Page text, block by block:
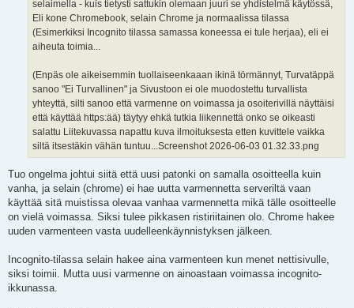
selaimella - kuis tietysti sattukin olemaan juuri se yhdistelmä käytössä,
Eli kone Chromebook, selain Chrome ja normaalissa tilassa
(Esimerkiksi Incognito tilassa samassa koneessa ei tule herjaa), eli ei
aiheuta toimia...
(Enpäs ole aikeisemmin tuollaiseenkaaan ikinä törmännyt, Turvatäppä
sanoo "Ei Turvallinen" ja Sivustoon ei ole muodostettu turvallista
yhteyttä, silti sanoo että varmenne on voimassa ja osoiterivillä näyttäisi
että käyttää https:ää) täytyy ehkä tutkia liikennettä onko se oikeasti
salattu Liitekuvassa napattu kuva ilmoituksesta etten kuvittele vaikka
siltä itsestäkin vähän tuntuu...Screenshot 2026-06-03 01.32.33.png
Tuo ongelma johtui siitä että uusi patonki on samalla osoitteella kuin
vanha, ja selain (chrome) ei hae uutta varmennetta serveriltä vaan
käyttää sitä muistissa olevaa vanhaa varmennetta mikä tälle osoitteelle
on vielä voimassa. Siksi tulee pikkasen ristiriitainen olo. Chrome hakee
uuden varmenteen vasta uudelleenkäynnistyksen jälkeen.
Incognito-tilassa selain hakee aina varmenteen kun menet nettisivulle,
siksi toimii. Mutta uusi varmenne on ainoastaan voimassa incognito-
ikkunassa.